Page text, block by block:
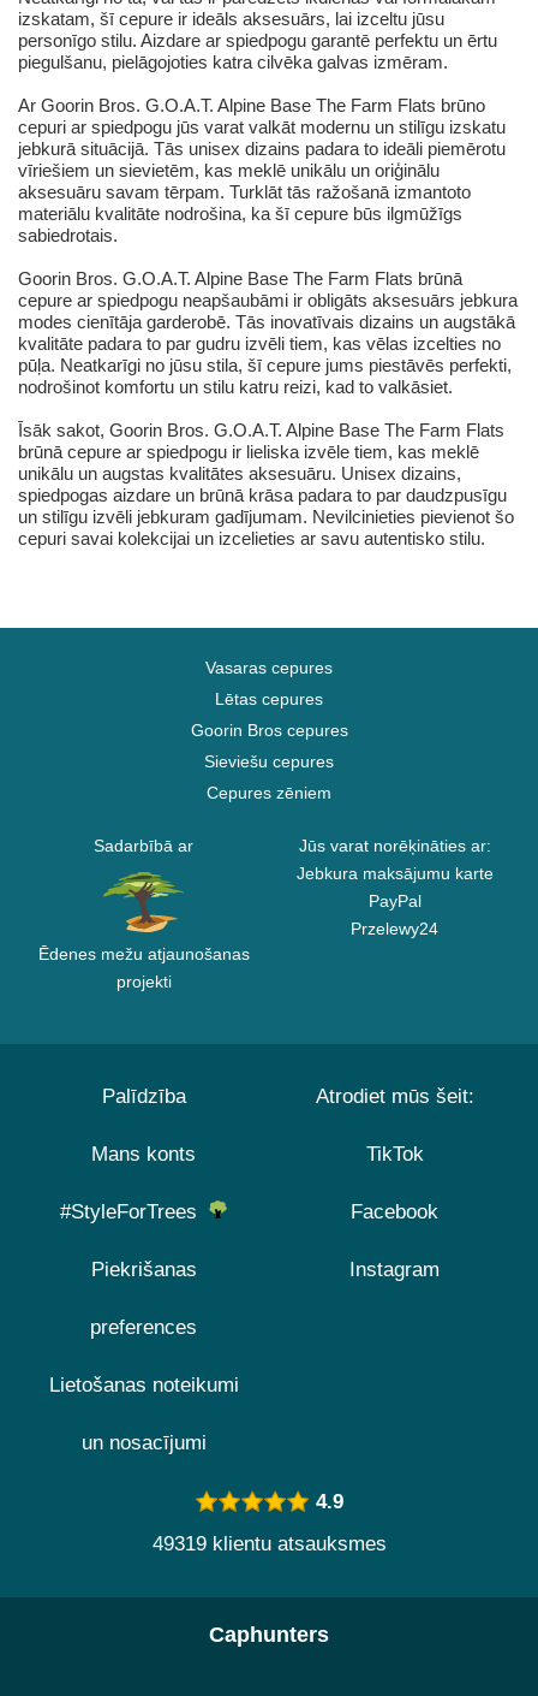
izskatam, šī cepure ir ideāls aksesuārs, lai izceltu jūsu
personīgo stilu. Aizdare ar spiedpogu garantē perfektu un ērtu
piegulšanu, pielāgojoties katra cilvēka galvas izmēram.
Ar Goorin Bros. G.O.A.T. Alpine Base The Farm Flats brūno
cepuri ar spiedpogu jūs varat valkāt modernu un stilīgu izskatu
jebkurā situācijā. Tās unisex dizains padara to ideāli piemērotu
vīriešiem un sievietēm, kas meklē unikālu un oriģinālu
aksesuāru savam tērpam. Turklāt tās ražošanā izmantoto
materiālu kvalitāte nodrošina, ka šī cepure būs ilgmūžīgs
sabiedrotais.
Goorin Bros. G.O.A.T. Alpine Base The Farm Flats brūnā
cepure ar spiedpogu neapšaubāmi ir obligāts aksesuārs jebkura
modes cienītāja garderobē. Tās inovatīvais dizains un augstākā
kvalitāte padara to par gudru izvēli tiem, kas vēlas izcelties no
pūļa. Neatkarīgi no jūsu stila, šī cepure jums piestāvēs perfekti,
nodrošinot komfortu un stilu katru reizi, kad to valkāsiet.
Īsāk sakot, Goorin Bros. G.O.A.T. Alpine Base The Farm Flats
brūnā cepure ar spiedpogu ir lieliska izvēle tiem, kas meklē
unikālu un augstas kvalitātes aksesuāru. Unisex dizains,
spiedpogas aizdare un brūnā krāsa padara to par daudzpusīgu
un stilīgu izvēli jebkuram gadījumam. Nevilcinieties pievienot šo
cepuri savai kolekcijai un izcelieties ar savu autentisko stilu.
Vasaras cepures
Lētas cepures
Goorin Bros cepures
Sieviešu cepures
Cepures zēniem
Sadarbībā ar
Ēdenes mežu atjaunošanas
projekti
Jūs varat norēķināties ar:
Jebkura maksājumu karte
PayPal
Przelewy24
Palīdzība
Mans konts
#StyleForTrees
Piekrišanas
preferences
Lietošanas noteikumi
un nosacījumi
Atrodiet mūs šeit:
TikTok
Facebook
Instagram
4.9
49319 klientu atsauksmes
Caphunters